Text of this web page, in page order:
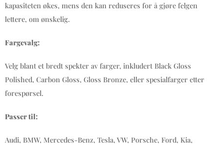
kapasiteten økes, mens den kan reduseres for å gjøre felgen
lettere, om ønskelig.
Fargevalg:
Velg blant et bredt spekter av farger, inkludert Black Gloss
Polished, Carbon Gloss, Gloss Bronze, eller spesialfarger etter
forespørsel.
Passer til:
Audi, BMW, Mercedes-Benz, Tesla, VW, Porsche, Ford, Kia,